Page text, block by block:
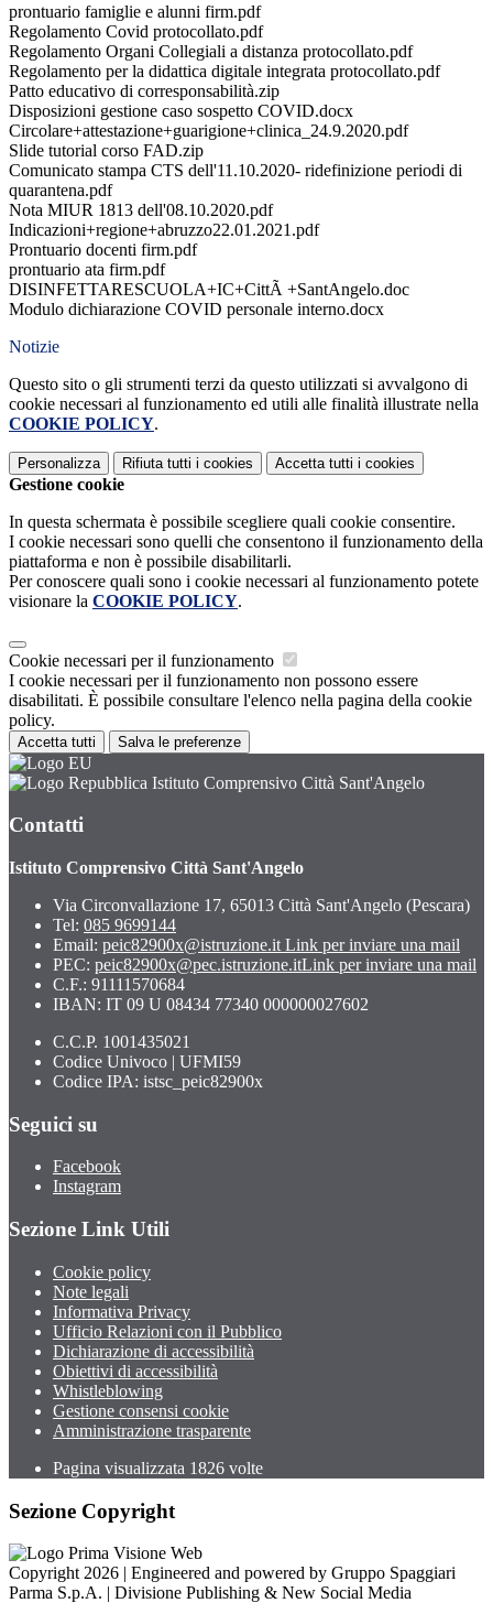
prontuario famiglie e alunni firm.pdf
Regolamento Covid protocollato.pdf
Regolamento Organi Collegiali a distanza protocollato.pdf
Regolamento per la didattica digitale integrata protocollato.pdf
Patto educativo di corresponsabilità.zip
Disposizioni gestione caso sospetto COVID.docx
Circolare+attestazione+guarigione+clinica_24.9.2020.pdf
Slide tutorial corso FAD.zip
Comunicato stampa CTS dell'11.10.2020- ridefinizione periodi di
quarantena.pdf
Nota MIUR 1813 dell'08.10.2020.pdf
Indicazioni+regione+abruzzo22.01.2021.pdf
Prontuario docenti firm.pdf
prontuario ata firm.pdf
DISINFETTARESCUOLA+IC+CittÃ +SantAngelo.doc
Modulo dichiarazione COVID personale interno.docx
Notizie
Questo sito o gli strumenti terzi da questo utilizzati si avvalgono di
cookie necessari al funzionamento ed utili alle finalità illustrate nella
COOKIE POLICY.
Personalizza Rifiuta tutti i cookies Accetta tutti i cookies
Gestione cookie
In questa schermata è possibile scegliere quali cookie consentire.
I cookie necessari sono quelli che consentono il funzionamento della
piattaforma e non è possibile disabilitarli.
Per conoscere quali sono i cookie necessari al funzionamento potete
visionare la COOKIE POLICY.
Cookie necessari per il funzionamento
I cookie necessari per il funzionamento non possono essere
disabilitati. È possibile consultare l'elenco nella pagina della cookie
policy.
Accetta tutti Salva le preferenze
Istituto Comprensivo Città Sant'Angelo
Contatti
Istituto Comprensivo Città Sant'Angelo
Via Circonvallazione 17, 65013 Città Sant'Angelo (Pescara)
Tel: 085 9699144
Email: peic82900x@istruzione.it Link per inviare una mail
PEC: peic82900x@pec.istruzione.itLink per inviare una mail
C.F.: 91111570684
IBAN: IT 09 U 08434 77340 000000027602
C.C.P. 1001435021
Codice Univoco | UFMI59
Codice IPA: istsc_peic82900x
Seguici su
Facebook
Instagram
Sezione Link Utili
Cookie policy
Note legali
Informativa Privacy
Ufficio Relazioni con il Pubblico
Dichiarazione di accessibilità
Obiettivi di accessibilità
Whistleblowing
Gestione consensi cookie
Amministrazione trasparente
Pagina visualizzata 1826 volte
Sezione Copyright
Copyright 2026 | Engineered and powered by Gruppo Spaggiari
Parma S.p.A. | Divisione Publishing & New Social Media